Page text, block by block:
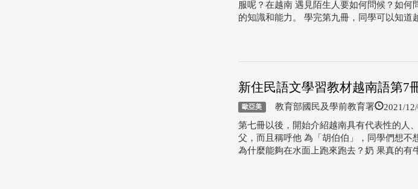
服呢？在越南 遇見陌生人要如何問候？如
的知識和能力。 學完第九冊，同學可以知道
新住民語文學習教材越南語第7
歐亞美 教育部國民及學前教育署 2021/12/
第七冊以後，開始介紹越南具有代表性的人
父，而且稱呼他 為「胡伯伯」，同學們想不
為什麼能夠在水面上跑來跑去？奶 果真的有